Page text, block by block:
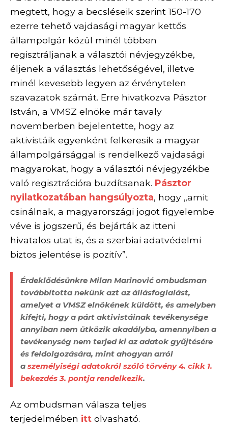
megtett, hogy a becsléseik szerint 150-170
ezerre tehető vajdasági magyar kettős
állampolgár közül minél többen
regisztráljanak a választói névjegyzékbe,
éljenek a választás lehetőségével, illetve
minél kevesebb legyen az érvénytelen
szavazatok számát. Erre hivatkozva Pásztor
István, a VMSZ elnöke már tavaly
novemberben bejelentette, hogy az
aktivistáik egyenként felkeresik a magyar
állampolgársággal is rendelkező vajdasági
magyarokat, hogy a választói névjegyzékbe
való regisztrációra buzdítsanak. Pásztor
nyilatkozatában hangsúlyozta, hogy „amit
csinálnak, a magyarországi jogot figyelembe
véve is jogszerű, és bejárták az itteni
hivatalos utat is, és a szerbiai adatvédelmi
biztos jelentése is pozitív”.
Érdeklődésünkre Milan Marinović ombudsman
továbbította nekünk azt az állásfoglalást,
amelyet a VMSZ elnökének küldött, és amelyben
kifejti, hogy a párt aktivistáinak tevékenysége
annyiban nem ütközik akadályba, amennyiben a
tevékenység nem terjed ki az adatok gyűjtésére
és feldolgozására, mint ahogyan arról
a személyiségi adatokról szóló törvény 4. cikk 1.
bekezdés 3. pontja rendelkezik.
Az ombudsman válasza teljes
terjedelmében itt olvasható.